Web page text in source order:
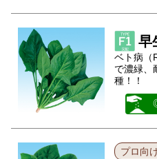
早
ベト病（
で濃緑、
種！！
プロ向